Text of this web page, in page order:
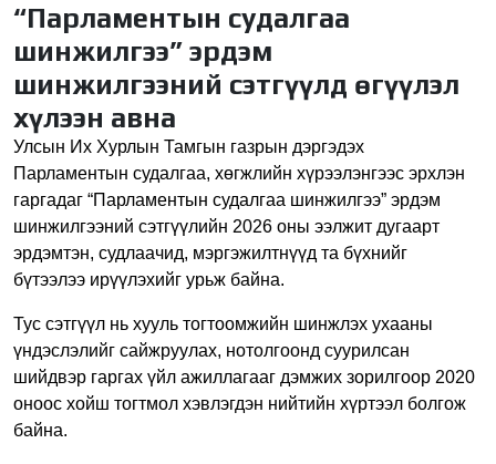
“Парламентын судалгаа
шинжилгээ” эрдэм
шинжилгээний сэтгүүлд өгүүлэл
хүлээн авна
Улсын Их Хурлын Тамгын газрын дэргэдэх
Парламентын судалгаа, хөгжлийн хүрээлэнгээс эрхлэн
гаргадаг “Парламентын судалгаа шинжилгээ” эрдэм
шинжилгээний сэтгүүлийн 2026 оны ээлжит дугаарт
эрдэмтэн, судлаачид, мэргэжилтнүүд та бүхнийг
бүтээлээ ирүүлэхийг урьж байна.
Тус сэтгүүл нь хууль тогтоомжийн шинжлэх ухааны
үндэслэлийг сайжруулах, нотолгоонд суурилсан
шийдвэр гаргах үйл ажиллагааг дэмжих зорилгоор 2020
оноос хойш тогтмол хэвлэгдэн нийтийн хүртээл болгож
байна.